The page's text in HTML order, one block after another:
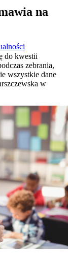
na
do kwestii
zebrania,
wszystkie dane
w